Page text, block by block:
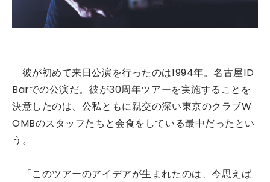
彼が初めて来日公演を行ったのは1994年。名古屋ID
Barでの公演だ。彼が30周年ツアーを実施することを
決意したのは、公私ともに親交の深い東京のクラブW
OMBのスタッフたちと会食をしている最中だったとい
う。
「このツアーのアイデアが生まれたのは、今思えば